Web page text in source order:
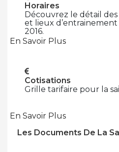
Horaires
Découvrez le détail
et lieux d’entrainement
2016.
En Savoir Plus
Cotisations
Grille tarifaire pour la
En Savoir Plus
Les Documents De La